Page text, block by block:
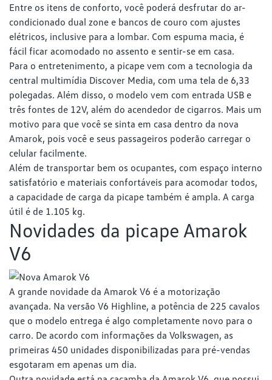
Entre os itens de conforto, você poderá desfrutar do ar-
condicionado dual zone e bancos de couro com ajustes
elétricos, inclusive para a lombar. Com espuma macia, é
fácil ficar acomodado no assento e sentir-se em casa.
Para o entretenimento, a picape vem com a tecnologia da
central multimídia Discover Media, com uma tela de 6,33
polegadas. Além disso, o modelo vem com entrada USB e
três fontes de 12V, além do acendedor de cigarros. Mais um
motivo para que você se sinta em casa dentro da nova
Amarok, pois você e seus passageiros poderão carregar o
celular facilmente.
Além de transportar bem os ocupantes, com espaço interno
satisfatório e materiais confortáveis para acomodar todos,
a capacidade de carga da picape também é ampla. A carga
útil é de 1.105 kg.
Novidades da picape Amarok
V6
A grande novidade da Amarok V6 é a motorização
avançada. Na versão V6 Highline, a potência de 225 cavalos
que o modelo entrega é algo completamente novo para o
carro. De acordo com informações da Volkswagen, as
primeiras 450 unidades disponibilizadas para pré-vendas
esgotaram em apenas um dia.